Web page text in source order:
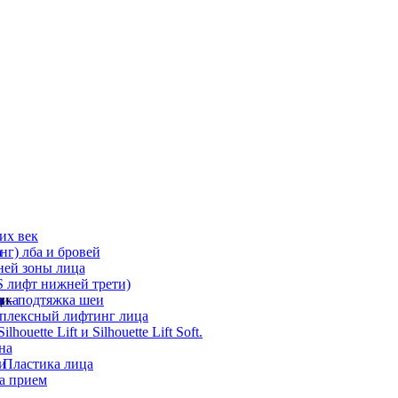
век
лба и бровей
зоны лица
лифт нижней трети)
– подтяжка шеи
лифтинг лица
Lift и Silhouette Lift Soft.
лица
прием